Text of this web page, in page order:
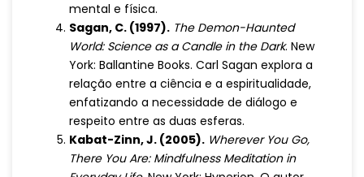
mental e física.
Sagan, C. (1997). The Demon-Haunted
World: Science as a Candle in the Dark. New
York: Ballantine Books. Carl Sagan explora a
relação entre a ciência e a espiritualidade,
enfatizando a necessidade de diálogo e
respeito entre as duas esferas.
Kabat-Zinn, J. (2005). Wherever You Go,
There You Are: Mindfulness Meditation in